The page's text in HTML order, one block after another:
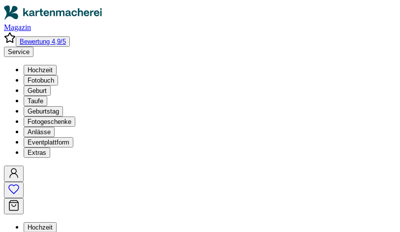
Magazin
Bewertung 4,9/5
Service
Hochzeit
Fotobuch
Geburt
Taufe
Geburtstag
Fotogeschenke
Anlässe
Eventplattform
Extras
Hochzeit